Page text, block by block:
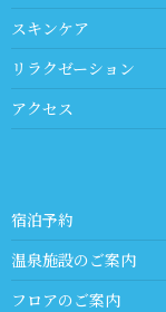
スキンケア
リラクゼーション
アクセス
宿泊予約
温泉施設のご案内
フロアのご案内